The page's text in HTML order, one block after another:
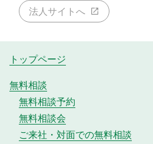
法人サイトへ
トップページ
無料相談
無料相談予約
無料相談会
ご来社・対面での無料相談